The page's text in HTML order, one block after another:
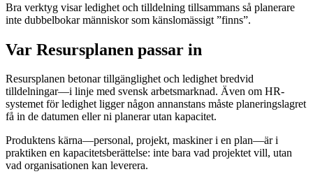
Bra verktyg visar ledighet och tilldelning tillsammans så planerare
inte dubbelbokar människor som känslomässigt ”finns”.
Var Resursplanen passar in
Resursplanen betonar tillgänglighet och ledighet bredvid
tilldelningar—i linje med svensk arbetsmarknad. Även om HR-
systemet för ledighet ligger någon annanstans måste planeringslagret
få in de datumen eller ni planerar utan kapacitet.
Produktens kärna—personal, projekt, maskiner i en plan—är i
praktiken en kapacitetsberättelse: inte bara vad projektet vill, utan
vad organisationen kan leverera.